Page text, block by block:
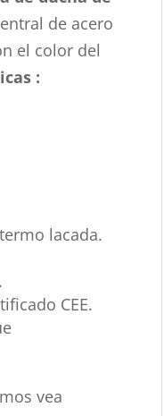
de acero
el color del
:
lacada.
CEE.
vea